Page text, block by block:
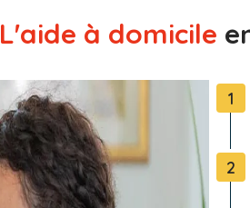
L'aide à domicile
1
2